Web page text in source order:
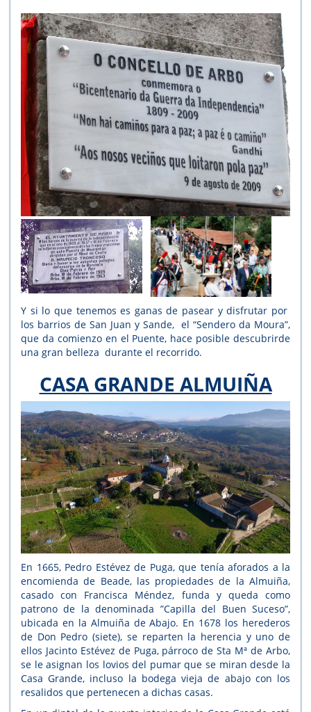
Y si lo que tenemos es ganas de pasear y disfrutar por
los barrios de San Juan y Sande, el “Sendero da Moura”,
que da comienzo en el Puente, hace posible descubrirde
una gran belleza durante el recorrido.
CASA GRANDE ALMUIÑA
En 1665, Pedro Estévez de Puga, que tenía aforados a la
encomienda de Beade, las propiedades de la Almuiña,
casado con Francisca Méndez, funda y queda como
patrono de la denominada ”Capilla del Buen Suceso”,
ubicada en la Almuiña de Abajo. En 1678 los herederos
de Don Pedro (siete), se reparten la herencia y uno de
ellos Jacinto Estévez de Puga, párroco de Sta Mª de Arbo,
se le asignan los lovios del pumar que se miran desde la
Casa Grande, incluso la bodega vieja de abajo con los
resalidos que pertenecen a dichas casas.